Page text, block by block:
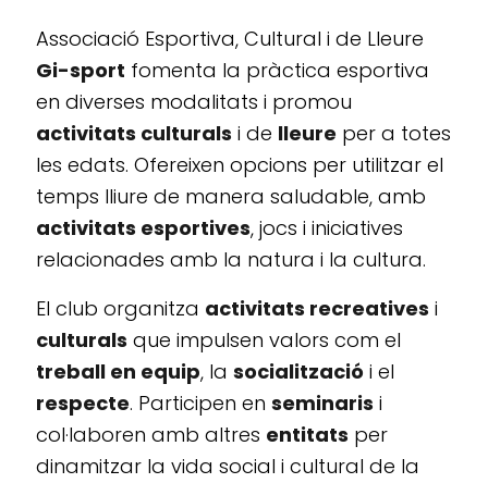
Associació Esportiva, Cultural i de Lleure
Gi-sport fomenta la pràctica esportiva
en diverses modalitats i promou
activitats culturals i de lleure per a totes
les edats. Ofereixen opcions per utilitzar el
temps lliure de manera saludable, amb
activitats esportives, jocs i iniciatives
relacionades amb la natura i la cultura.
El club organitza activitats recreatives i
culturals que impulsen valors com el
treball en equip, la socialització i el
respecte. Participen en seminaris i
col·laboren amb altres entitats per
dinamitzar la vida social i cultural de la